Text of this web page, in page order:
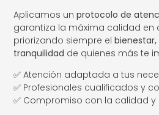
Aplicamos unprotocolo de
garantiza la máxima calidad en
priorizando siempre elbienestar,
tranquilidad de quienes más te
✅ Atención adaptada a tus
✅ Profesionales cualificados y
✅ Compromiso con la calidad